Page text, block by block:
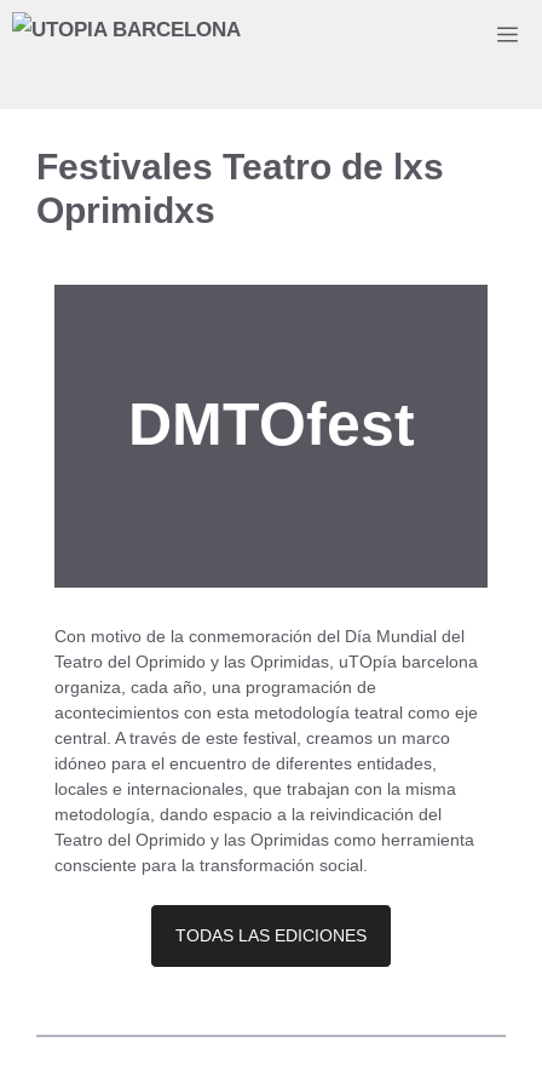
Saltar
Festivales Teatro de lxs
Oprimidxs
DMTOfest
Con motivo de la conmemoración del Día Mundial del
Teatro del Oprimido y las Oprimidas, uTOpía barcelona
organiza, cada año, una programación de
acontecimientos con esta metodología teatral como eje
central. A través de este festival, creamos un marco
idóneo para el encuentro de diferentes entidades,
locales e internacionales, que trabajan con la misma
metodología, dando espacio a la reivindicación del
Teatro del Oprimido y las Oprimidas como herramienta
consciente para la transformación social.
TODAS LAS EDICIONES